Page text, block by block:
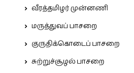
வீரத்தமிழர் முன்னணி
மருத்துவப் பாசறை
குருதிக்கொடைப் பாசறை
சுற்றுச்சூழல் பாசறை